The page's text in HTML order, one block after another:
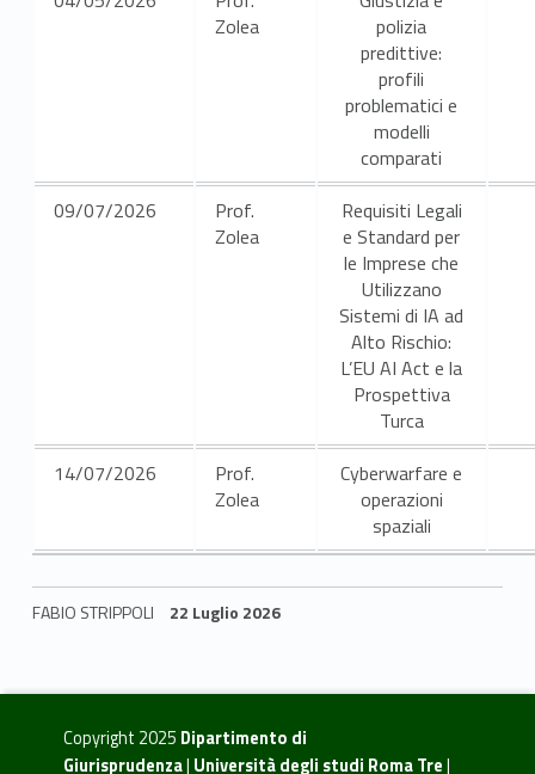
Zolea
polizia
predittive:
profili
problematici e
modelli
comparati
09/07/2026
Prof.
Zolea
Requisiti Legali
e Standard per
le Imprese che
Utilizzano
Sistemi di IA ad
Alto Rischio:
L’EU AI Act e la
Prospettiva
Turca
14/07/2026
Prof.
Zolea
Cyberwarfare e
operazioni
spaziali
FABIO STRIPPOLI 22 Luglio 2026
Copyright 2025 Dipartimento di
Giurisprudenza| Università degli studi Roma Tre|